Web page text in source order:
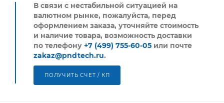
В связи с нестабильной ситуацией на
валютном рынке, пожалуйста, перед
оформлением заказа, уточняйте стоимость
и наличие товара, возможность доставки
по телефону +7 (499) 755-60-05 или почте
zakaz@pndtech.ru.
ПОЛУЧИТЬ СЧЕТ / КП